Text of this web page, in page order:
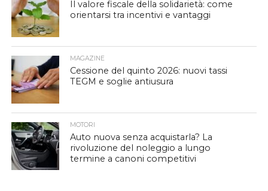
Il valore fiscale della solidarietà: come
orientarsi tra incentivi e vantaggi
MAGAZINE
Cessione del quinto 2026: nuovi tassi
TEGM e soglie antiusura
MOTORI
Auto nuova senza acquistarla? La
rivoluzione del noleggio a lungo
termine a canoni competitivi